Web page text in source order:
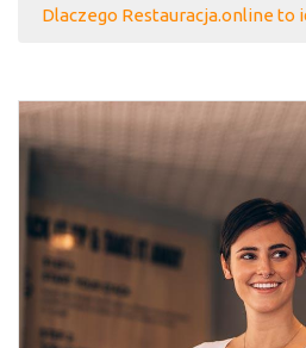
Dlaczego Restauracja.online to